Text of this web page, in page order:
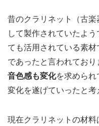
昔のクラリネット（古楽
して製作されていたよ
ても活用されている素
であったと言われており
音色感も変化を求められ
変化を遂げていったと考
現在クラリネットの材料